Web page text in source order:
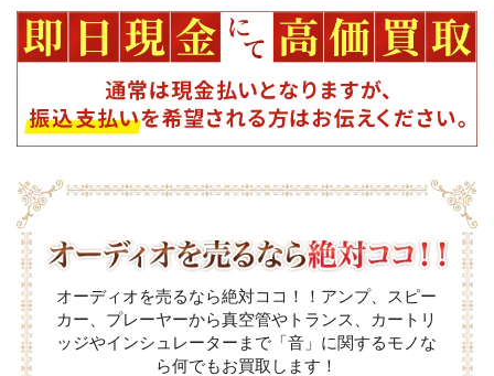
オーディオを売るなら絶対ココ！！アンプ、スピー
カー、プレーヤーから真空管やトランス、カートリ
ッジやインシュレーターまで「音」に関するモノな
ら何でもお買取します！